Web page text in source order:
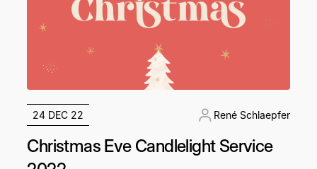
24 DEC 22 René Schlaepfer
Christmas Eve Candlelight Service